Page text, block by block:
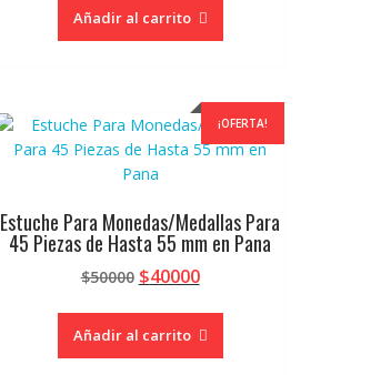
Añadir al carrito
¡OFERTA!
Estuche Para Monedas/Medallas Para
45 Piezas de Hasta 55 mm en Pana
$50000 El
original
era:
$40000El
actual
es:
Añadir al carrito